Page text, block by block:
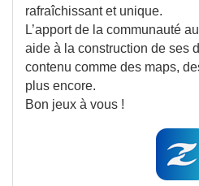
rafraîchissant et unique.
L’apport de la communauté
aide à la construction de ses
contenu comme des maps,
plus encore.
Bon jeux à vous !